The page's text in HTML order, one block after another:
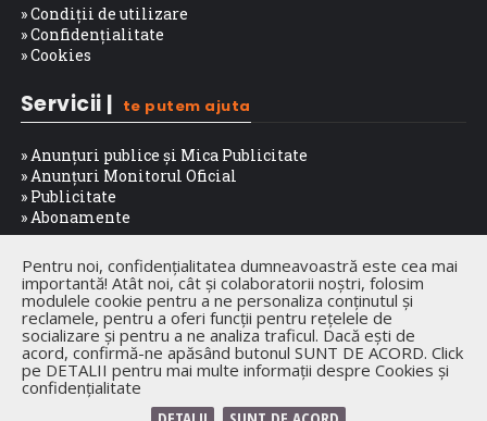
» Condiții de utilizare
» Confidențialitate
» Cookies
Servicii | te putem ajuta
» Anunțuri publice și Mica Publicitate
» Anunțuri Monitorul Oficial
» Publicitate
» Abonamente
Trafic web | public
Mai multe detalii despre traficul website-ului puteți găsi laacest link
Informațiile sunt bazate pe statistici Google Analytics
Pentru noi, confidențialitatea dumneavoastră este cea mai
importantă! Atât noi, cât și colaboratorii noștri, folosim
modulele cookie pentru a ne personaliza conținutul și
reclamele, pentru a oferi funcții pentru rețelele de
socializare și pentru a ne analiza traficul. Dacă ești de
acord, confirmă-ne apăsând butonul SUNT DE ACORD. Click
pe DETALII pentru mai multe informații despre Cookies și
confidențialitate